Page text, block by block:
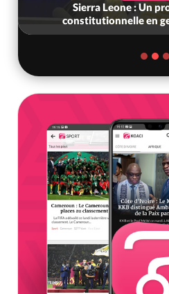
Sierra Leone : Un
constitutionnelle en